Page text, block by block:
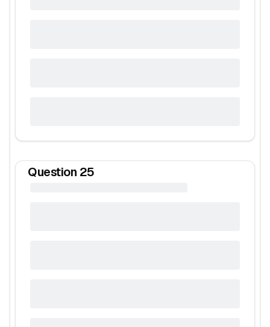
Question 25